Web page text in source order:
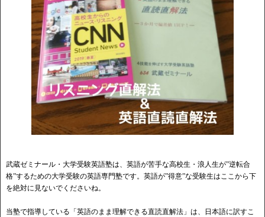
武蔵ゼミナール・大学受験英語塾は、英語が苦手な高校生・浪人生が”逆転合
格”するための大学受験の英語専門塾です。英語が”得意”な受験生はここから下
を絶対に見ないでくださいね。
当塾で指導している「英語のまま理解できる直読直解法」は、日本語に訳すこ